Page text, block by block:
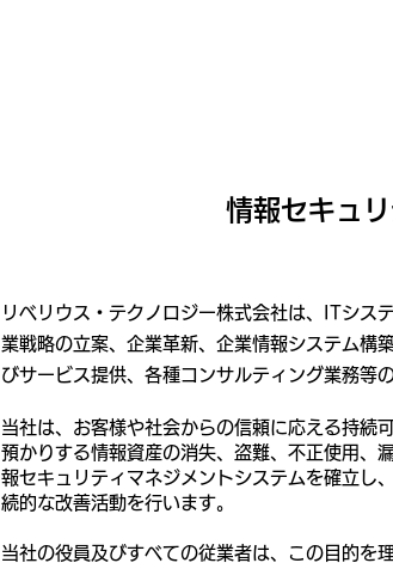
情報セキュ
リベリウス・テクノロジー株式会社は、ITシス
業戦略の立案、企業革新、企業情報システム構
びサービス提供、各種コンサルティング業務等
当社は、お客様や社会からの信頼に応える持続
預かりする情報資産の消失、盗難、不正使用、
報セキュリティマネジメントシステムを確立し
続的な改善活動を行います。
当社の役員及びすべての従業者は、この目的を